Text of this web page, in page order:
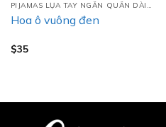
PIJAMAS LỤA TAY NGẮN QUẦN DÀI (TNQD)
Hoa ô vuông đen
$35